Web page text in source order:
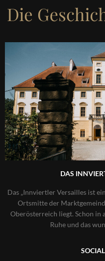
Die
DAS
Das „Innviertler Versailles ist
Ortsmitte der
Oberösterreich liegt. Schon in
Ruhe und das